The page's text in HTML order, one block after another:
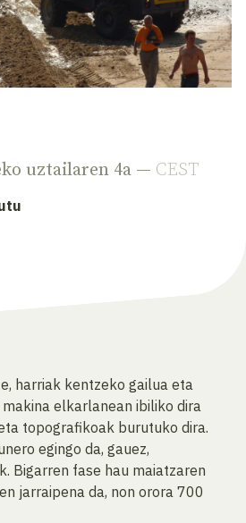
uztailaren 4a — CEST
harriak kentzeko gailua eta
elkarlanean ibiliko dira
topografikoak burutuko dira.
egingo da, gauez,
Bigarren fase hau maiatzaren
jarraipena da, non orora 700